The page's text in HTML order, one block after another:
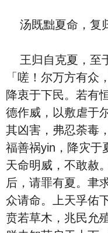
汤既黜夏命，复
王归自克夏，至
「嗟！尔万方有众
降衷于下民。若有
德作威，以敷虐于
其凶害，弗忍荼毒
福善祸yin，降灾于
天命明威，不敢赦
后，请罪有夏。聿
众请命。上天孚佑
贲若草木，兆民允